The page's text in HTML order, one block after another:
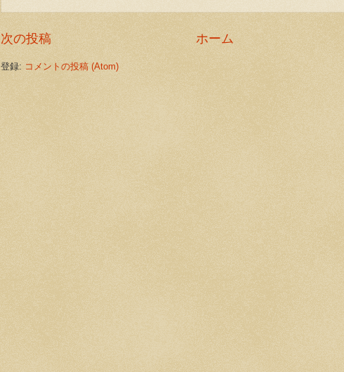
次の投稿 ホーム
登録: コメントの投稿 (Atom)